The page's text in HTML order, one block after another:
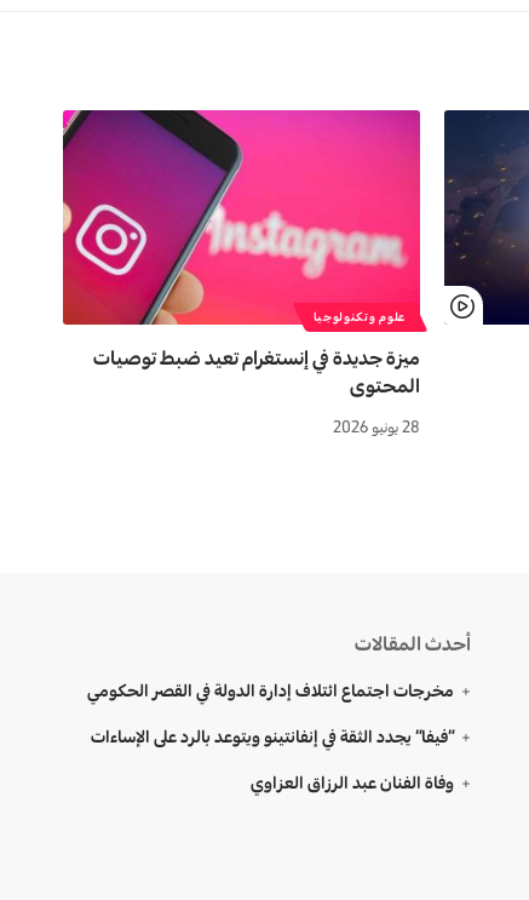
علوم وتكنولوجيا
ميزة جديدة في إنستغرام تعيد ضبط توصيات
المحتوى
28 يونيو 2026
أحدث المقالات
مخرجات اجتماع ائتلاف إدارة الدولة في القصر الحكومي
“فيفا” يجدد الثقة في إنفانتينو ويتوعد بالرد على الإساءات
وفاة الفنان عبد الرزاق العزاوي